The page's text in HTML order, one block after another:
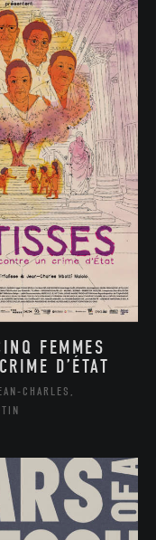
FEMMES
D’ÉTAT
CHARLES,